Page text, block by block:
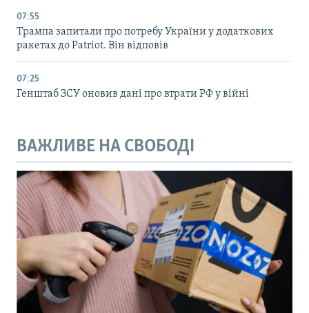
07:55
Трампа запитали про потребу України у додаткових
ракетах до Patriot. Він відповів
07:25
Генштаб ЗСУ оновив дані про втрати РФ у війні
ВАЖЛИВЕ НА СВОБОДІ